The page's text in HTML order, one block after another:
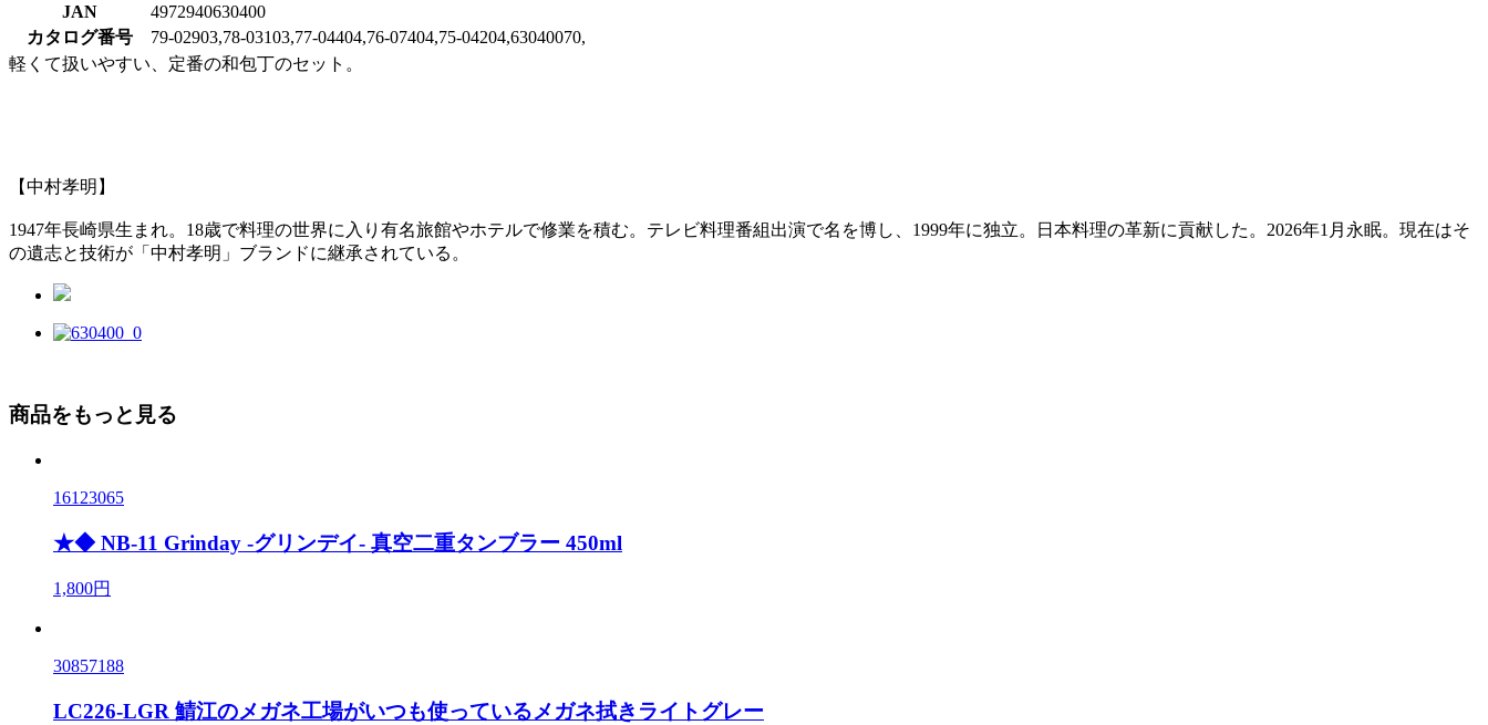
JAN
4972940630400
カタログ番号
79-02903,78-03103,77-04404,76-07404,75-04204,63040070,
軽くて扱いやすい、定番の和包丁のセット。
【中村孝明】
1947年長崎県生まれ。18歳で料理の世界に入り有名旅館やホテルで修業を積む。テレビ料理番組出演で名を博し、1999年に独立。日本料理の革新に貢献した。2026年1月永眠。現在はそ
の遺志と技術が「中村孝明」ブランドに継承されている。
商品をもっと見る
16123065
★◆ NB-11 Grinday -グリンデイ- 真空二重タンブラー 450ml
1,800円
30857188
LC226-LGR 鯖江のメガネ工場がいつも使っているメガネ拭きライトグレー